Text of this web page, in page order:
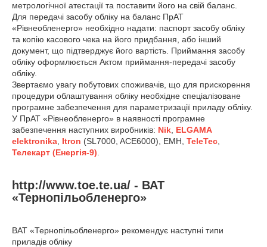
метрологічної атестації та поставити його на свій баланс.
Для передачі засобу обліку на баланс ПрАТ
«Рівнеобленерго» необхідно надати: паспорт засобу обліку
та копію касового чека на його придбання, або інший
документ, що підтверджує його вартість. Приймання засобу
обліку оформлюється Актом приймання-передачі засобу
обліку.
Звертаємо увагу побутових споживачів, що для прискорення
процедури облаштування обліку необхідне спеціалізоване
програмне забезпечення для параметризації приладу обліку.
У ПрАТ «Рівнеобленерго» в наявності програмне
забезпечення наступних виробників: Nik ELGAMA
elektronika Itron (SL7000, ACE6000), EMH, TeleTec
Телекарт (Енергія-9)
http://www.toe.te.ua/ - ВАТ
«Тернопільобленерго»
ВАТ «Тернопільобленерго» рекомендує наступні типи
приладів обліку